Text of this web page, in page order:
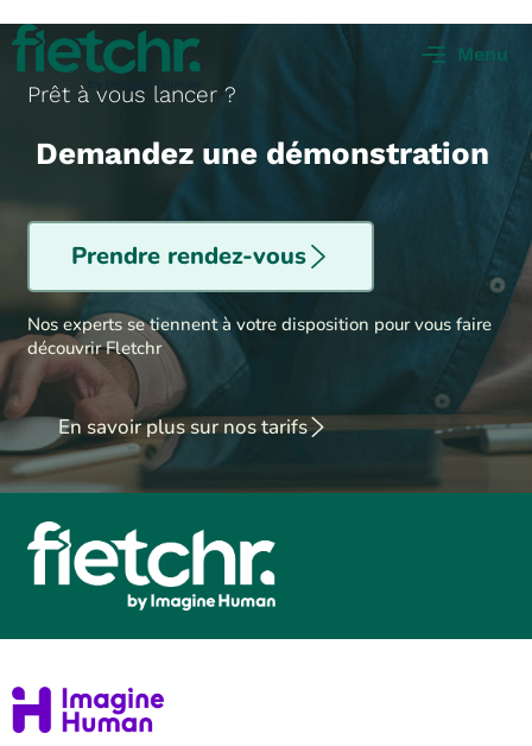
Menu
Prêt à vous lancer ?
Demandez une démonstration
Prendre rendez-vous
Nos experts se tiennent à votre disposition pour vous faire
découvrir Fletchr
En savoir plus sur nos tarifs